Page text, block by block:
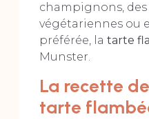
champignons,
végétariennes ou
préférée, la tarte
Munster.
La recette
tarte